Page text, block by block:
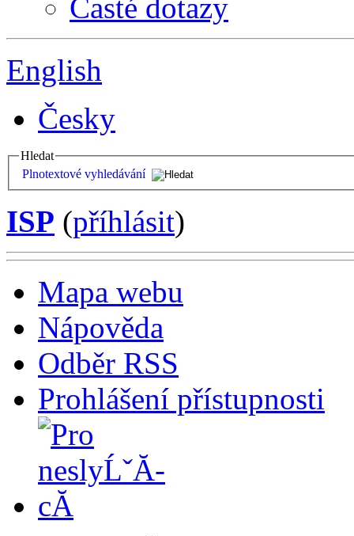
Časté dotazy
English
Česky
Hledat
Plnotextové vyhledávání
ISP (příhlásit)
Mapa webu
Nápověda
Odběr RSS
Prohlášení přístupnosti